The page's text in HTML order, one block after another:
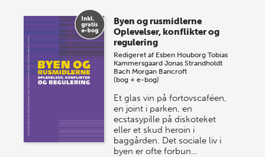
Byen og rusmidlerne
Oplevelser, konflikter og
regulering
Redigeret af Esben Houborg Tobias
Kammersgaard Jonas Strandholdt
Bach Morgan Bancroft
(bog + e-bog)
Et glas vin på fortovscaféen,
en joint i parken, en
ecstasypille på diskoteket
eller et skud heroin i
baggården. Det sociale liv i
byen er ofte forbun…